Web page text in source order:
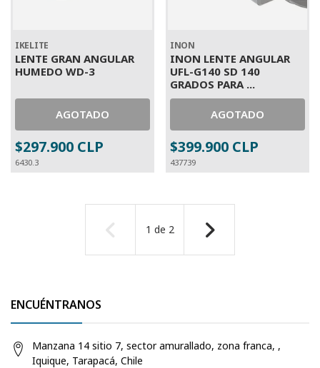
IKELITE
LENTE GRAN ANGULAR
HUMEDO WD-3
AGOTADO
$297.900 CLP
6430.3
INON
INON LENTE ANGULAR
UFL-G140 SD 140
GRADOS PARA ...
AGOTADO
$399.900 CLP
437739
1 de 2
ENCUÉNTRANOS
Manzana 14 sitio 7, sector amurallado, zona franca, ,
Iquique, Tarapacá, Chile